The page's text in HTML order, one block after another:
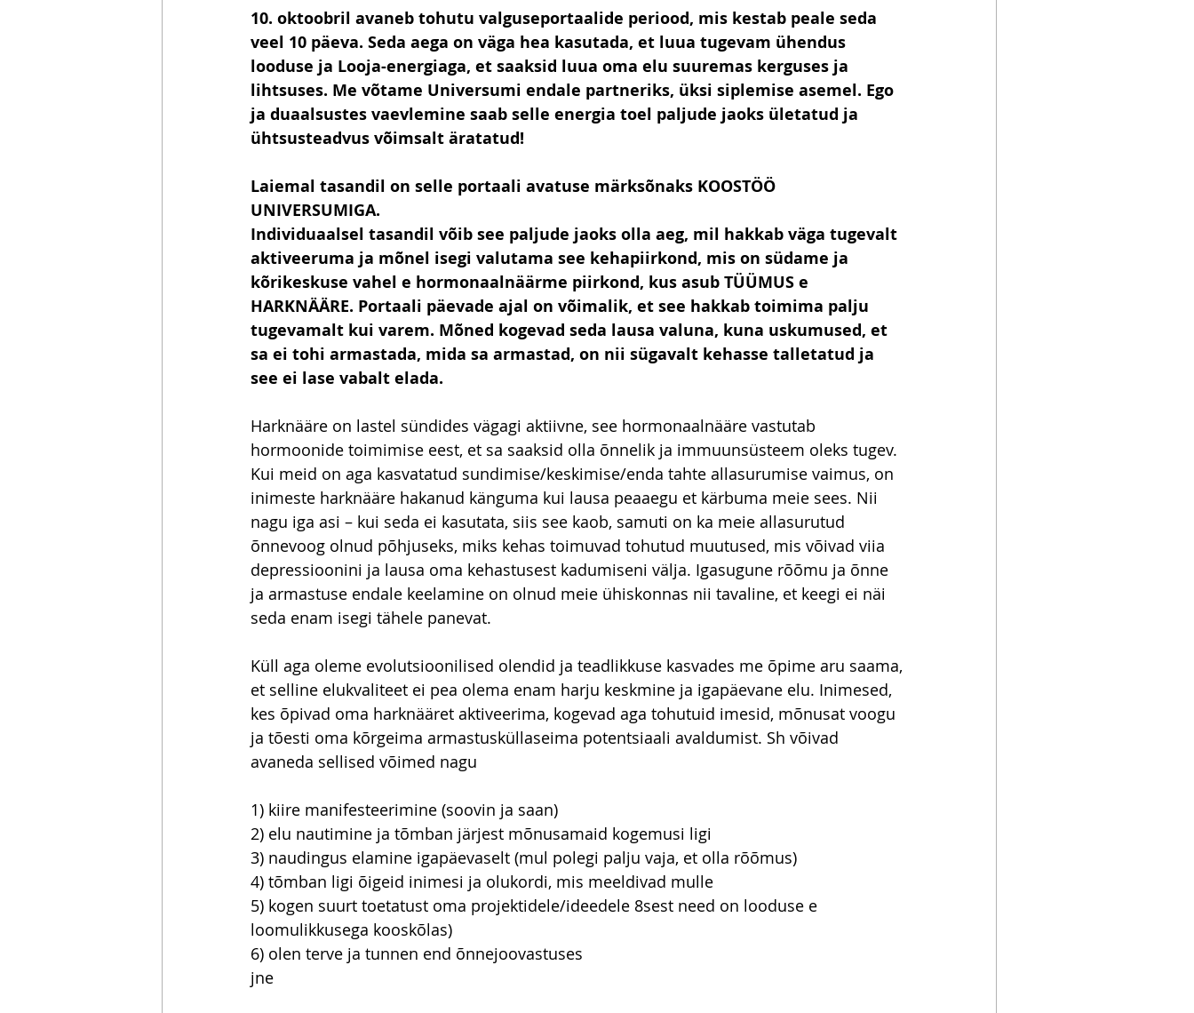
10. oktoobril avaneb tohutu valguseportaalide periood, mis kestab peale seda
veel 10 päeva. Seda aega on väga hea kasutada, et luua tugevam ühendus
looduse ja Looja-energiaga, et saaksid luua oma elu suuremas kerguses ja
lihtsuses. Me võtame Universumi endale partneriks, üksi siplemise asemel. Ego
ja duaalsustes vaevlemine saab selle energia toel paljude jaoks ületatud ja
ühtsusteadvus võimsalt äratatud!
Laiemal tasandil on selle portaali avatuse märksõnaks KOOSTÖÖ
UNIVERSUMIGA.
Individuaalsel tasandil võib see paljude jaoks olla aeg, mil hakkab väga tugevalt
aktiveeruma ja mõnel isegi valutama see kehapiirkond, mis on südame ja
kõrikeskuse vahel e hormonaalnäärme piirkond, kus asub TÜÜMUS e
HARKNÄÄRE. Portaali päevade ajal on võimalik, et see hakkab toimima palju
tugevamalt kui varem. Mõned kogevad seda lausa valuna, kuna uskumused, et
sa ei tohi armastada, mida sa armastad, on nii sügavalt kehasse talletatud ja
see ei lase vabalt elada.
Harknääre on lastel sündides vägagi aktiivne, see hormonaalnääre vastutab
hormoonide toimimise eest, et sa saaksid olla õnnelik ja immuunsüsteem oleks tugev.
Kui meid on aga kasvatatud sundimise/keskimise/enda tahte allasurumise vaimus, on
inimeste harknääre hakanud känguma kui lausa peaaegu et kärbuma meie sees. Nii
nagu iga asi – kui seda ei kasutata, siis see kaob, samuti on ka meie allasurutud
õnnevoog olnud põhjuseks, miks kehas toimuvad tohutud muutused, mis võivad viia
depressioonini ja lausa oma kehastusest kadumiseni välja. Igasugune rõõmu ja õnne
ja armastuse endale keelamine on olnud meie ühiskonnas nii tavaline, et keegi ei näi
seda enam isegi tähele panevat.
Küll aga oleme evolutsioonilised olendid ja teadlikkuse kasvades me õpime aru saama,
et selline elukvaliteet ei pea olema enam harju keskmine ja igapäevane elu. Inimesed,
kes õpivad oma harknääret aktiveerima, kogevad aga tohutuid imesid, mõnusat voogu
ja tõesti oma kõrgeima armastusküllaseima potentsiaali avaldumist. Sh võivad
avaneda sellised võimed nagu
1) kiire manifesteerimine (soovin ja saan)
2) elu nautimine ja tõmban järjest mõnusamaid kogemusi ligi
3) naudingus elamine igapäevaselt (mul polegi palju vaja, et olla rõõmus)
4) tõmban ligi õigeid inimesi ja olukordi, mis meeldivad mulle
5) kogen suurt toetatust oma projektidele/ideedele 8sest need on looduse e
loomulikkusega kooskõlas)
6) olen terve ja tunnen end õnnejoovastuses
jne